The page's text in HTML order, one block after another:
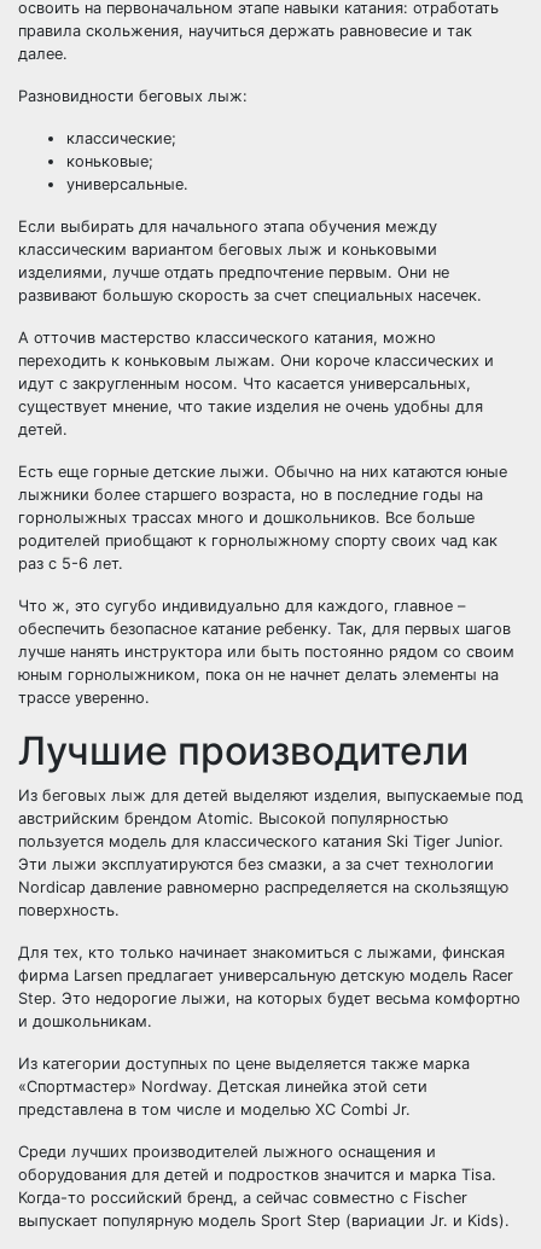
освоить на первоначальном этапе навыки катания: отработать
правила скольжения, научиться держать равновесие и так
далее.
Разновидности беговых лыж:
классические;
коньковые;
универсальные.
Если выбирать для начального этапа обучения между
классическим вариантом беговых лыж и коньковыми
изделиями, лучше отдать предпочтение первым. Они не
развивают большую скорость за счет специальных насечек.
А отточив мастерство классического катания, можно
переходить к коньковым лыжам. Они короче классических и
идут с закругленным носом. Что касается универсальных,
существует мнение, что такие изделия не очень удобны для
детей.
Есть еще горные детские лыжи. Обычно на них катаются юные
лыжники более старшего возраста, но в последние годы на
горнолыжных трассах много и дошкольников. Все больше
родителей приобщают к горнолыжному спорту своих чад как
раз с 5-6 лет.
Что ж, это сугубо индивидуально для каждого, главное –
обеспечить безопасное катание ребенку. Так, для первых шагов
лучше нанять инструктора или быть постоянно рядом со своим
юным горнолыжником, пока он не начнет делать элементы на
трассе уверенно.
Лучшие производители
Из беговых лыж для детей выделяют изделия, выпускаемые под
австрийским брендом Atomic. Высокой популярностью
пользуется модель для классического катания Ski Tiger Junior.
Эти лыжи эксплуатируются без смазки, а за счет технологии
Nordicap давление равномерно распределяется на скользящую
поверхность.
Для тех, кто только начинает знакомиться с лыжами, финская
фирма Larsen предлагает универсальную детскую модель Racer
Step. Это недорогие лыжи, на которых будет весьма комфортно
и дошкольникам.
Из категории доступных по цене выделяется также марка
«Спортмастер» Nordway. Детская линейка этой сети
представлена в том числе и моделью XC Combi Jr.
Среди лучших производителей лыжного оснащения и
оборудования для детей и подростков значится и марка Tisa.
Когда-то российский бренд, а сейчас совместно с Fischer
выпускает популярную модель Sport Step (вариации Jr. и Kids).